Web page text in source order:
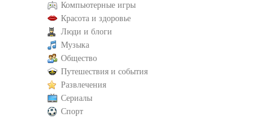
Компьютерные игры
Красота и здоровье
Люди и блоги
Музыка
Общество
Путешествия и события
Развлечения
Сериалы
Спорт